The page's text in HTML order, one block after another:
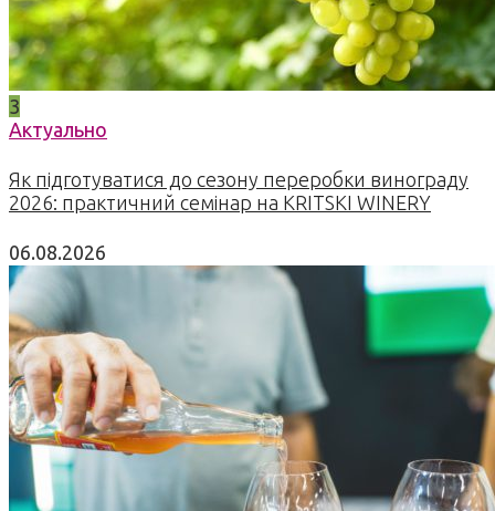
3
Актуально
Як підготуватися до сезону переробки винограду
2026: практичний семінар на KRITSKI WINERY
06.08.2026